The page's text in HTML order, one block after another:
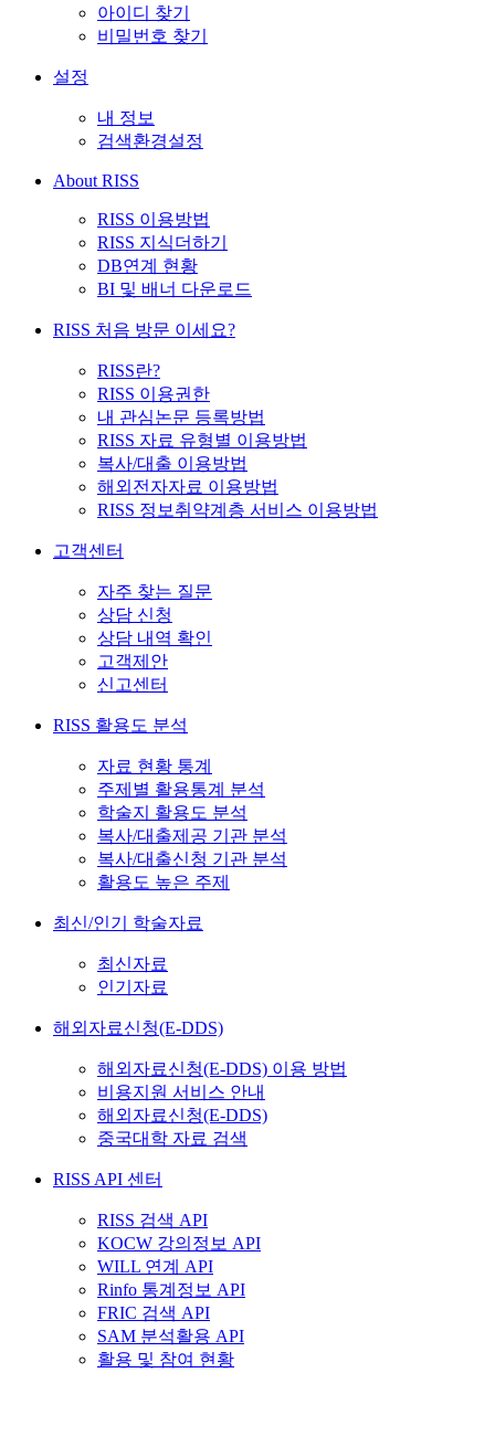
아이디 찾기
비밀번호 찾기
설정
내 정보
검색환경설정
About RISS
RISS 이용방법
RISS 지식더하기
DB연계 현황
BI 및 배너 다운로드
RISS 처음 방문 이세요?
RISS란?
RISS 이용권한
내 관심논문 등록방법
RISS 자료 유형별 이용방법
복사/대출 이용방법
해외전자자료 이용방법
RISS 정보취약계층 서비스 이용방법
고객센터
자주 찾는 질문
상담 신청
상담 내역 확인
고객제안
신고센터
RISS 활용도 분석
자료 현황 통계
주제별 활용통계 분석
학술지 활용도 분석
복사/대출제공 기관 분석
복사/대출신청 기관 분석
활용도 높은 주제
최신/인기 학술자료
최신자료
인기자료
해외자료신청(E-DDS)
해외자료신청(E-DDS) 이용 방법
비용지원 서비스 안내
해외자료신청(E-DDS)
중국대학 자료 검색
RISS API 센터
RISS 검색 API
KOCW 강의정보 API
WILL 연계 API
Rinfo 통계정보 API
FRIC 검색 API
SAM 분석활용 API
활용 및 참여 현황